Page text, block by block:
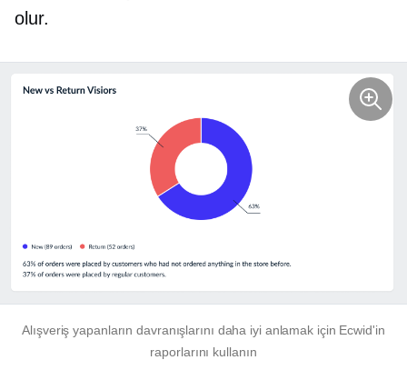
olur.
Alışveriş yapanların davranışlarını daha iyi anlamak için Ecwid'in
raporlarını kullanın